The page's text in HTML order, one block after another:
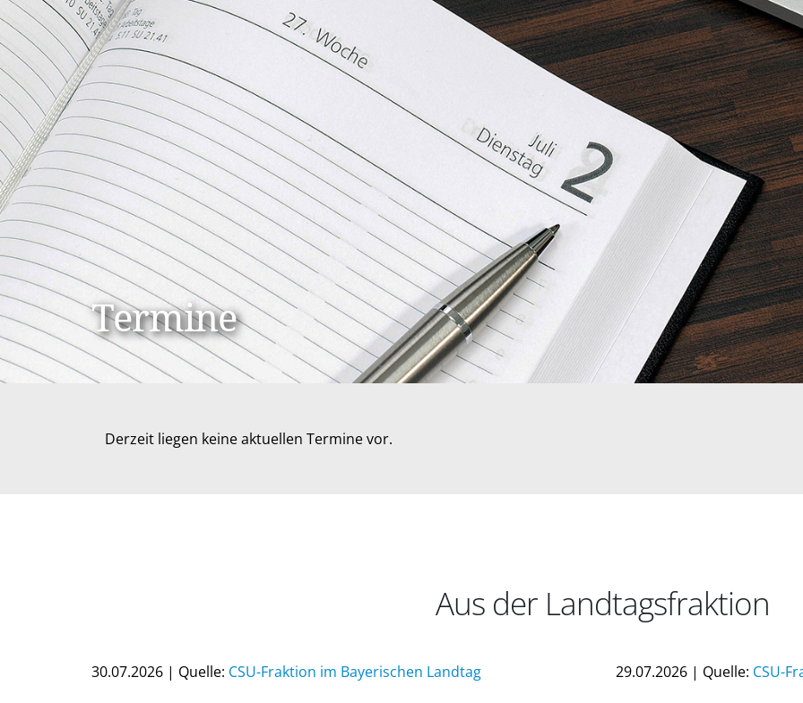
Termine
Derzeit liegen keine aktuellen Termine vor.
Aus der Landtagsfraktion
30.07.2026 | Quelle: CSU-Fraktion im Bayerischen Landtag 29.07.2026 | Quelle: CSU-